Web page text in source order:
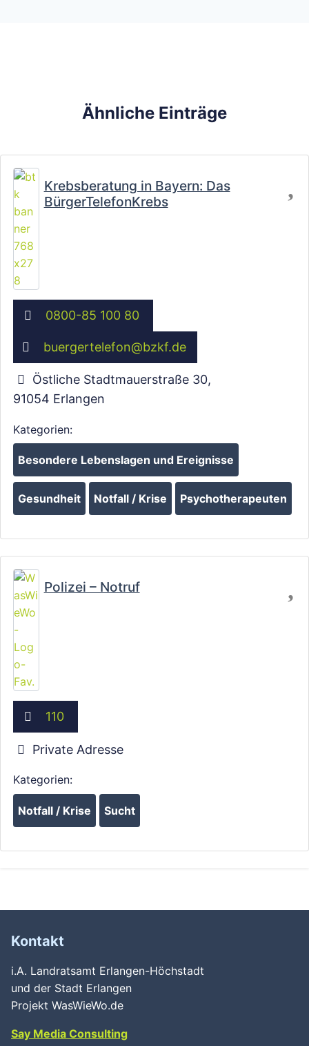
Wird geladen …
Ähnliche Einträge
Krebsberatung in Bayern: Das
BürgerTelefonKrebs
0800-85 100 80
buergertelefon@bzkf.de
Östliche Stadtmauerstraße 30,
91054 Erlangen
Kategorien:
Besondere Lebenslagen und Ereignisse
Gesundheit Notfall / Krise Psychotherapeuten
Polizei – Notruf
110
Private Adresse
Kategorien:
Notfall / Krise Sucht
Kontakt
i.A. Landratsamt Erlangen-Höchstadt
und der Stadt Erlangen
Projekt WasWieWo.de
Say Media Consulting